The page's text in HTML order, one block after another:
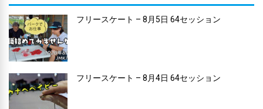
フリースケート – 8月5日 64セッション
フリースケート – 8月4日 64セッション